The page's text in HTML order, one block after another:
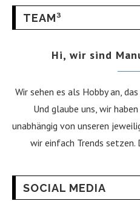
TEAM³
Hi, wir sind
Wir sehen es als Hobby an,
Und glaube uns, wir
unabhängig von unseren
wir einfach Trends setzen.
SOCIAL MEDIA